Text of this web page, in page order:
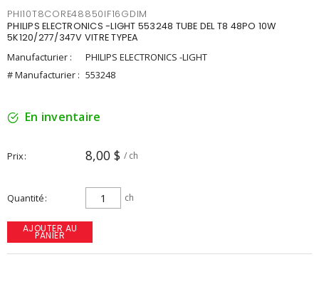
PHI10T8CORE48850IF16GDIM
PHILIPS ELECTRONICS -LIGHT 553248 TUBE DEL T8 48PO 10W
5K120/277/347V VITRE TYPEA
Manufacturier :
PHILIPS ELECTRONICS -LIGHT
# Manufacturier : 553248
En inventaire
Prix 8,00 $ / ch
Quantité ch
AJOUTER AU
PANIER